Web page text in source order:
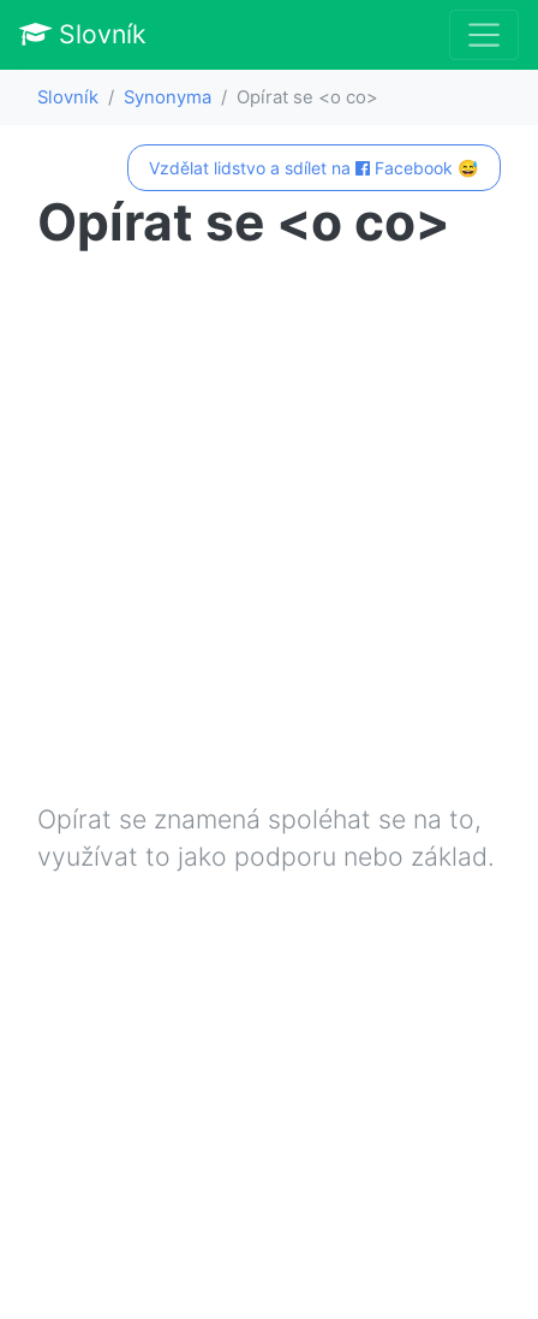
Slovník
Slovník Synonyma Opírat se <o co>
Vzdělat lidstvo a sdílet na Facebook 😅
Opírat se <o co>
Opírat se znamená spoléhat se na to,
využívat to jako podporu nebo základ.